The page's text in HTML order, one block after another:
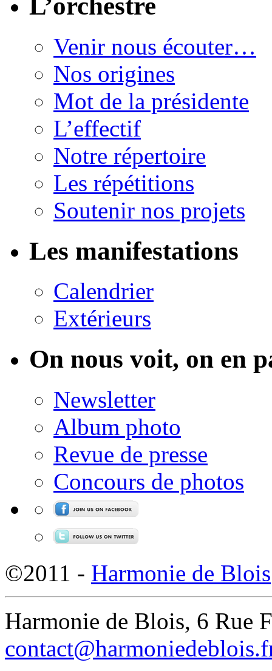
Venir nous écouter…
Nos origines
Mot de la présidente
L’effectif
Notre répertoire
Les répétitions
Soutenir nos projets
Les manifestations
Calendrier
Extérieurs
On nous voit, on en
Newsletter
Album photo
Revue de presse
Concours de photos
©2011 - Harmonie de Blois
Harmonie de Blois, 6 Rue